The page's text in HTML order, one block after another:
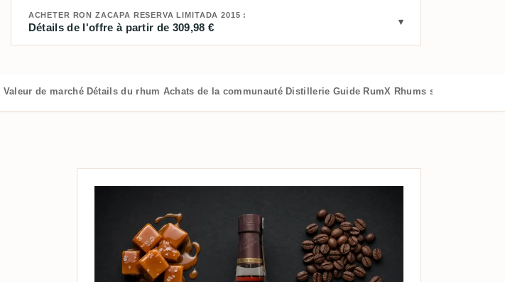
ACHETER RON ZACAPA RESERVA LIMITADA 2015 :
Détails de l'offre à partir de 309,98 €
Valeur de marché Détails du rhum Achats de la communauté Distillerie Guide RumX Rhums similaires